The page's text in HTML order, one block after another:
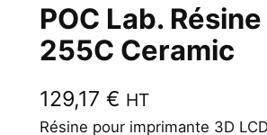
POC Lab.
255C Ceramic
129,17 € HT
Résine pour imprimante 3D